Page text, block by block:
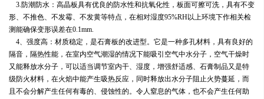
3.防潮防水：高晶板具有优良的防水性和抗氧化性，板面可擦可洗，具有不变
形、不推色、不发霉、不发黄等特点，在相对湿度95%RH以上环境下作相关检
测能确保变形误差在0.1mm.
4、强度高：材质稳定，是石膏板的改进型。它是一种多孔材料，具有良好的
隔音，隔热性能，在室内空气潮湿的情况下能吸引空气中水分子，空气干燥时
又能释放水分子，可以适当调节室内干、湿度，增强舒适感、石膏制品又是特
级防火材料，在火焰中能产生吸热反应，同时释放出水分子阻止火势蔓延，而
且不会分解产生任何有毒的、侵蚀性的。令人窒息的气体，也不会产生任何助